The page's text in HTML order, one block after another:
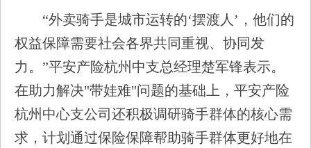
“外卖骑手是城市运转的‘摆渡人’，他们的
权益保障需要社会各界共同重视、协同发
力。”平安产险杭州中支总经理楚军锋表示。
在助力解决"带娃难"问题的基础上，平安产险
杭州中心支公司还积极调研骑手群体的核心需
求，计划通过保险保障帮助骑手群体更好地在